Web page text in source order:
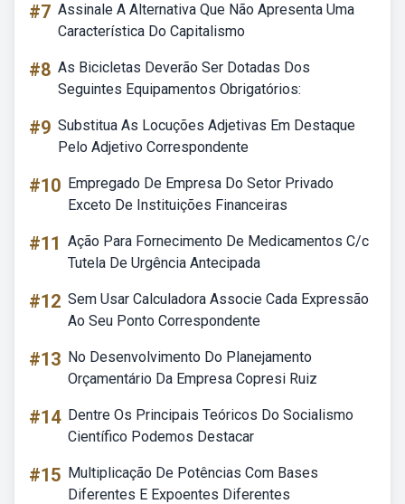
#7 Assinale A Alternativa Que Não Apresenta Uma
Característica Do Capitalismo
#8 As Bicicletas Deverão Ser Dotadas Dos
Seguintes Equipamentos Obrigatórios:
#9 Substitua As Locuções Adjetivas Em Destaque
Pelo Adjetivo Correspondente
#10 Empregado De Empresa Do Setor Privado
Exceto De Instituições Financeiras
#11 Ação Para Fornecimento De Medicamentos C/c
Tutela De Urgência Antecipada
#12 Sem Usar Calculadora Associe Cada Expressão
Ao Seu Ponto Correspondente
#13 No Desenvolvimento Do Planejamento
Orçamentário Da Empresa Copresi Ruiz
#14 Dentre Os Principais Teóricos Do Socialismo
Científico Podemos Destacar
#15 Multiplicação De Potências Com Bases
Diferentes E Expoentes Diferentes